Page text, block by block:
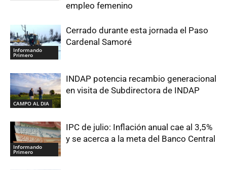
empleo femenino
Informando
Primero
Cerrado durante esta jornada el Paso
Cardenal Samoré
CAMPO AL DIA
INDAP potencia recambio generacional
en visita de Subdirectora de INDAP
Informando
Primero
IPC de julio: Inflación anual cae al 3,5%
y se acerca a la meta del Banco Central